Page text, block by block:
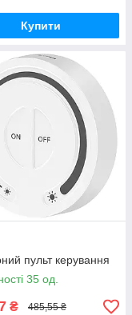
Купити
пульт керування
35 од.
₴ 485,55 ₴